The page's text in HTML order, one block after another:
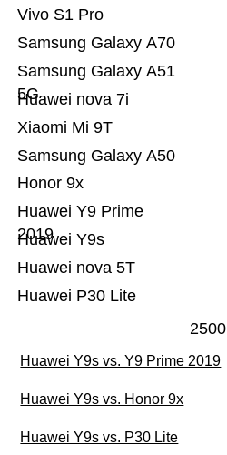
Huawei P30 Lite
Huawei nova 5T
Huawei Y9s
Huawei Y9 Prime
2019
Honor 9x
Samsung Galaxy A50
Xiaomi Mi 9T
Huawei nova 7i
Samsung Galaxy A51
5G
Samsung Galaxy A70
Vivo S1 Pro
2500
Huawei Y9s vs. Y9 Prime 2019
Huawei Y9s vs. Honor 9x
Huawei Y9s vs. P30 Lite